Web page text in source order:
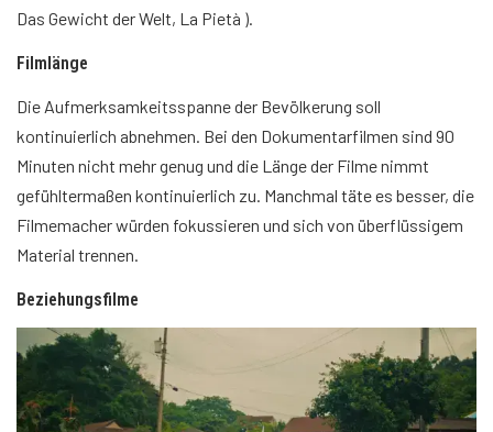
Das Gewicht der Welt, La Pietà ).
Filmlänge
Die Aufmerksamkeitsspanne der Bevölkerung soll
kontinuierlich abnehmen. Bei den Dokumentarfilmen sind 90
Minuten nicht mehr genug und die Länge der Filme nimmt
gefühltermaßen kontinuierlich zu. Manchmal täte es besser, die
Filmemacher würden fokussieren und sich von überflüssigem
Material trennen.
Beziehungsfilme